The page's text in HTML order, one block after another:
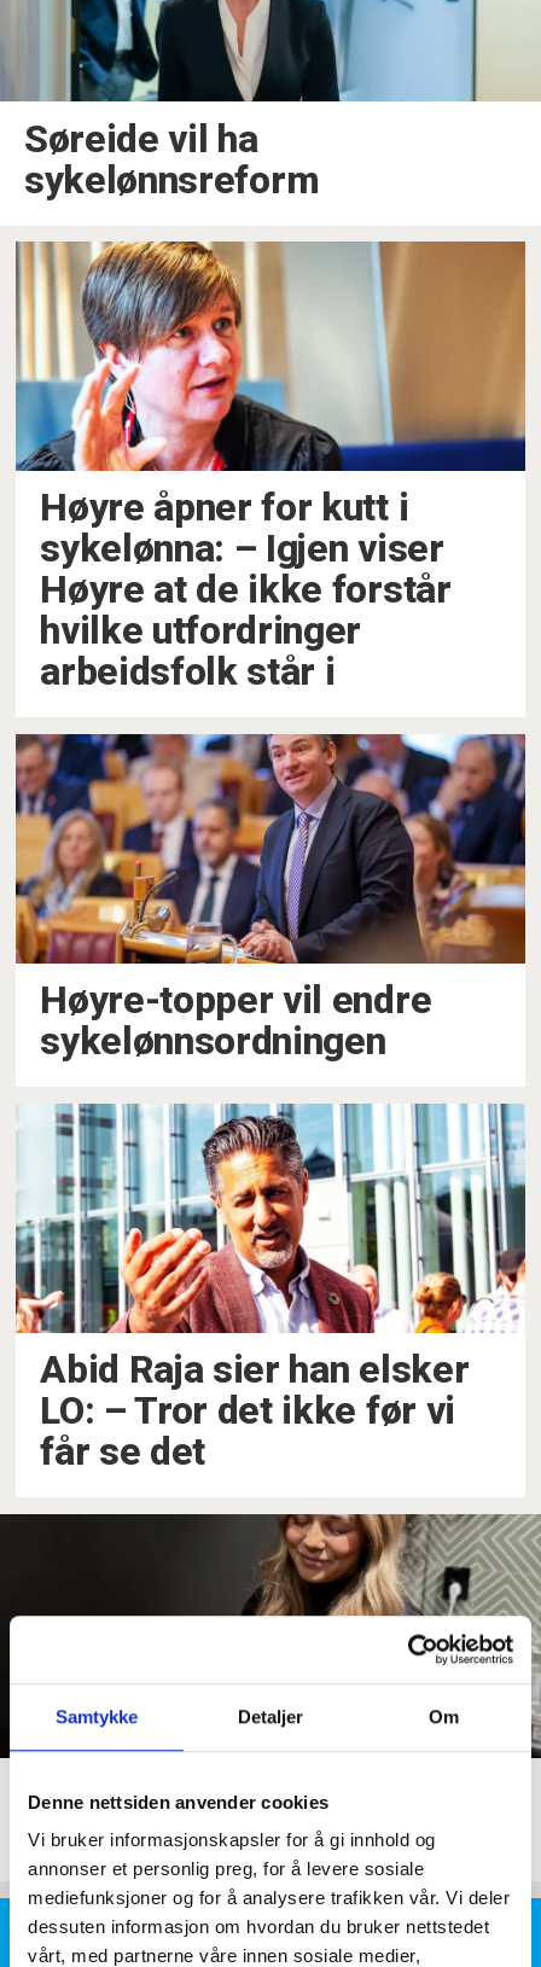
Samtykke Detaljer Om
Denne nettsiden anvender cookies
Vi bruker informasjonskapsler for å gi innhold og
annonser et personlig preg, for å levere sosiale
mediefunksjoner og for å analysere trafikken vår. Vi deler
dessuten informasjon om hvordan du bruker nettstedet
vårt, med partnerne våre innen sosiale medier,
Søreide vil ha
sykelønnsreform
Høyre åpner for kutt i
sykelønna: – Igjen viser
Høyre at de ikke forstår
hvilke utfordringer
arbeidsfolk står i
Høyre-topper vil endre
sykelønnsordningen
Abid Raja sier han elsker
LO: – Tror det ikke før vi
får se det
Cecilie ble syk. Da startet et
økonomisk mareritt